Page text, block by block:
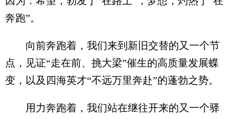
奔跑”。
向前奔跑着，我们来到新旧交替的又一个节
点，见证“走在前、挑大梁”催生的高质量发展蝶
变，以及四海英才“不远万里奔赴”的蓬勃之势。
用力奔跑着，我们站在继往开来的又一个驿